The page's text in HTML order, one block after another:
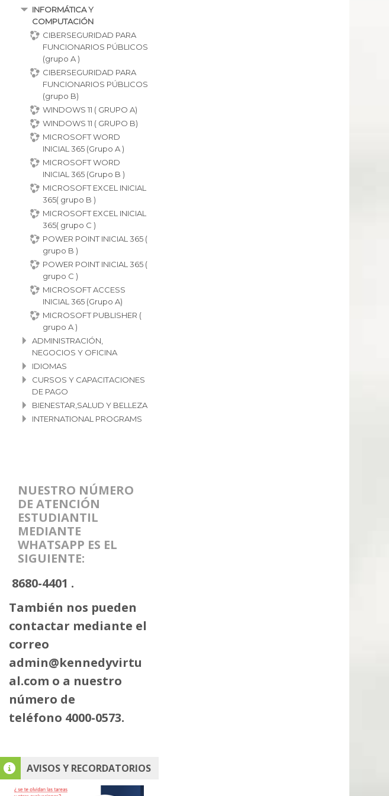
INFORMÁTICA Y
COMPUTACIÓN
CIBERSEGURIDAD PARA
FUNCIONARIOS PÚBLICOS
(grupo A )
CIBERSEGURIDAD PARA
FUNCIONARIOS PÚBLICOS
(grupo B)
WINDOWS 11 ( GRUPO A)
WINDOWS 11 ( GRUPO B)
MICROSOFT WORD
INICIAL 365 (Grupo A )
MICROSOFT WORD
INICIAL 365 (Grupo B )
MICROSOFT EXCEL INICIAL
365( grupo B )
MICROSOFT EXCEL INICIAL
365( grupo C )
POWER POINT INICIAL 365 (
grupo B )
POWER POINT INICIAL 365 (
grupo C )
MICROSOFT ACCESS
INICIAL 365 (Grupo A)
MICROSOFT PUBLISHER (
grupo A )
ADMINISTRACIÓN,
NEGOCIOS Y OFICINA
IDIOMAS
CURSOS Y CAPACITACIONES
DE PAGO
BIENESTAR,SALUD Y BELLEZA
INTERNATIONAL PROGRAMS
NUESTRO NÚMERO
DE ATENCIÓN
ESTUDIANTIL
MEDIANTE
WHATSAPP ES EL
SIGUIENTE:
8680-4401 .
También nos pueden
contactar mediante el
correo
admin@kennedyvirtu
al.com o a nuestro
número de
teléfono 4000-0573.
Skip AVISOS Y RECORDATORIOS
AVISOS Y RECORDATORIOS